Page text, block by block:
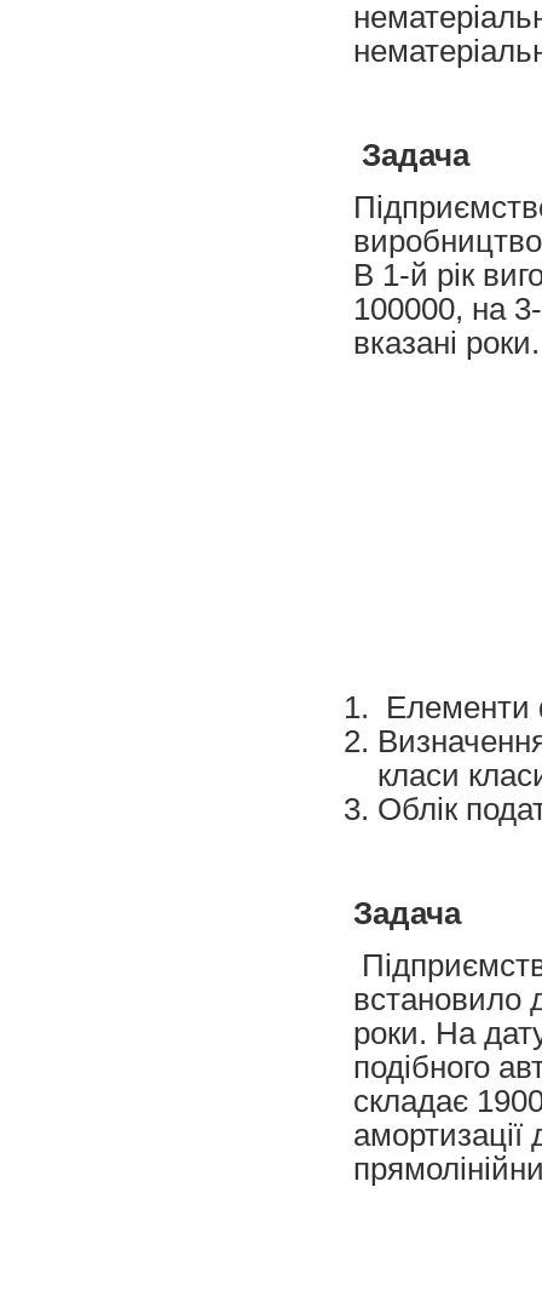
Задача
В 1-й рік
100000, на
вказані роки.
Елементи
класи
Облік
Задача
встановило
роки. На
подібного
складає
амортизації